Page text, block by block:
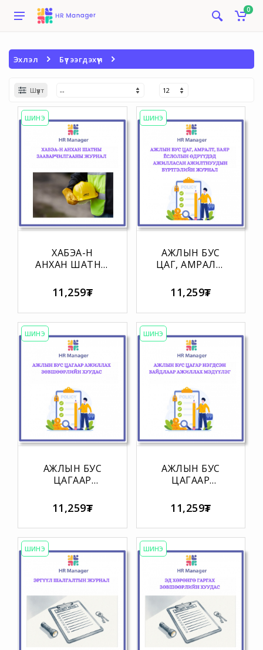
0
Эхлэл Бүтээгдэхүүн
Шүүлт
ШИНЭ
ХАБЭА-Н
АНХАН ШАТНЫ
ЖУРНАЛ
11,259₮
ШИНЭ
АЖЛЫН БУС
ЦАГ, АМРАЛТ,
ЁСЛОЛЫН
ӨДРҮҮДЭД
АЖИЛЛАСАН
АЖИЛТНУУДЫН
БҮРТГЭЛИЙН
ЖУРНАЛ
11,259₮
ШИНЭ
АЖЛЫН БУС
ЦАГААР
ЗӨВШӨӨРЛИЙН
ХУУДАС
11,259₮
ШИНЭ
АЖЛЫН БУС
ЦАГААР
БАЙДЛААР
АЖИЛЛАХ
МЭДҮҮЛЭГ
11,259₮
ШИНЭ ШИНЭ